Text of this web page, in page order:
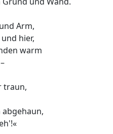
Arm,
hier,
warm
traun,